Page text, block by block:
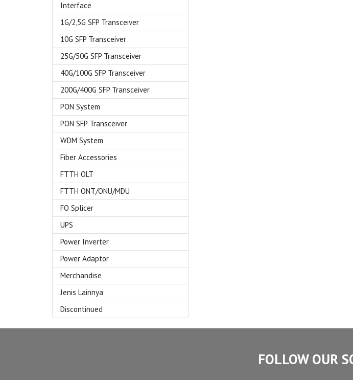
Interface
1G/2,5G SFP Transceiver
10G SFP Transceiver
25G/50G SFP Transceiver
40G/100G SFP Transceiver
200G/400G SFP Transceiver
PON System
PON SFP Transceiver
WDM System
Fiber Accessories
FTTH OLT
FTTH ONT/ONU/MDU
FO Splicer
UPS
Power Inverter
Power Adaptor
Merchandise
Jenis Lainnya
Discontinued
FOLLOW OUR